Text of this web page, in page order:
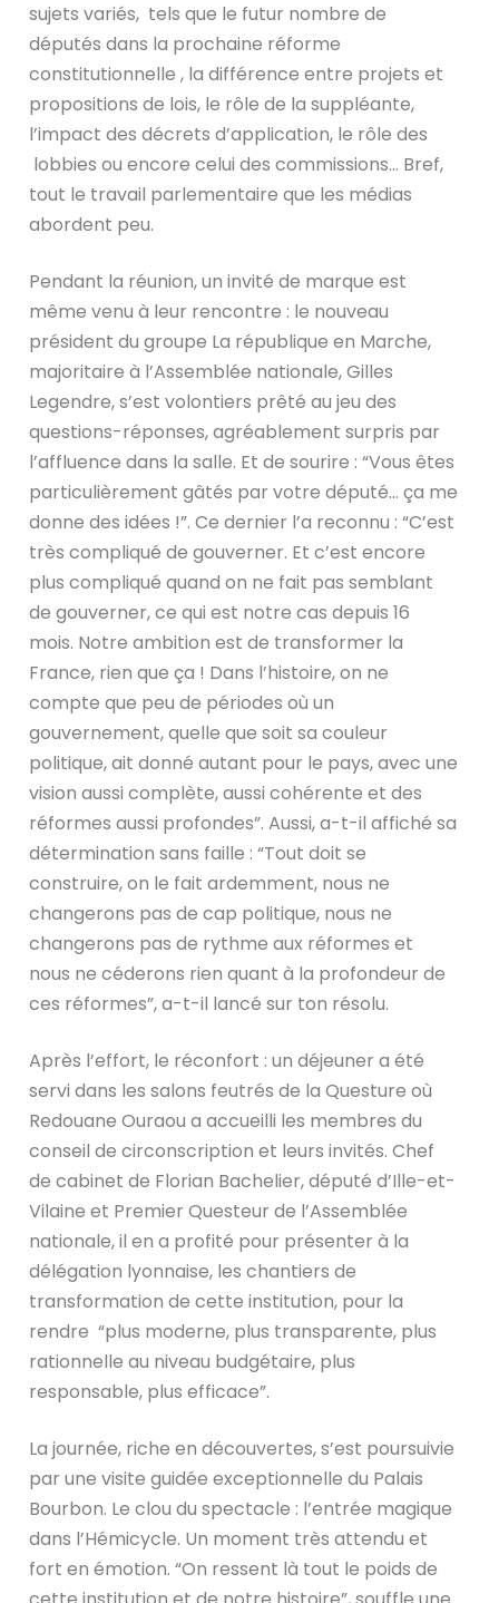
sujets variés, tels que le futur nombre de
députés dans la prochaine réforme
constitutionnelle , la différence entre projets et
propositions de lois, le rôle de la suppléante,
l’impact des décrets d’application, le rôle des
lobbies ou encore celui des commissions… Bref,
tout le travail parlementaire que les médias
abordent peu.
Pendant la réunion, un invité de marque est
même venu à leur rencontre : le nouveau
président du groupe La république en Marche,
majoritaire à l’Assemblée nationale, Gilles
Legendre, s’est volontiers prêté au jeu des
questions-réponses, agréablement surpris par
l’affluence dans la salle. Et de sourire : “Vous êtes
particulièrement gâtés par votre député… ça me
donne des idées !”. Ce dernier l’a reconnu : “C’est
très compliqué de gouverner. Et c’est encore
plus compliqué quand on ne fait pas semblant
de gouverner, ce qui est notre cas depuis 16
mois. Notre ambition est de transformer la
France, rien que ça ! Dans l’histoire, on ne
compte que peu de périodes où un
gouvernement, quelle que soit sa couleur
politique, ait donné autant pour le pays, avec une
vision aussi complète, aussi cohérente et des
réformes aussi profondes”. Aussi, a-t-il affiché sa
détermination sans faille : “Tout doit se
construire, on le fait ardemment, nous ne
changerons pas de cap politique, nous ne
changerons pas de rythme aux réformes et
nous ne céderons rien quant à la profondeur de
ces réformes”, a-t-il lancé sur ton résolu.
Après l’effort, le réconfort : un déjeuner a été
servi dans les salons feutrés de la Questure où
Redouane Ouraou a accueilli les membres du
conseil de circonscription et leurs invités. Chef
de cabinet de Florian Bachelier, député d’Ille-et-
Vilaine et Premier Questeur de l’Assemblée
nationale, il en a profité pour présenter à la
délégation lyonnaise, les chantiers de
transformation de cette institution, pour la
rendre “plus moderne, plus transparente, plus
rationnelle au niveau budgétaire, plus
responsable, plus efficace”.
La journée, riche en découvertes, s’est poursuivie
par une visite guidée exceptionnelle du Palais
Bourbon. Le clou du spectacle : l’entrée magique
dans l’Hémicycle. Un moment très attendu et
fort en émotion. “On ressent là tout le poids de